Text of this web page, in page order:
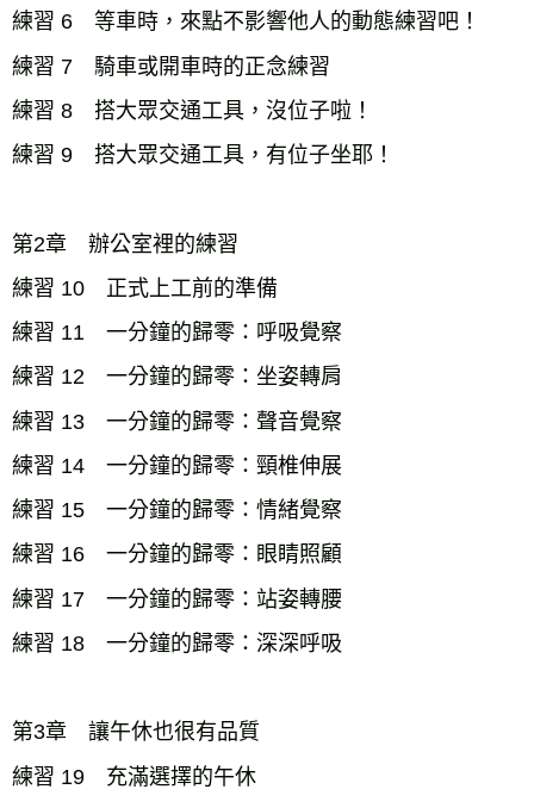
練習 6 等車時，來點不影響他人的動態練習吧！
練習 7 騎車或開車時的正念練習
練習 8 搭大眾交通工具，沒位子啦！
練習 9 搭大眾交通工具，有位子坐耶！
第2章 辦公室裡的練習
練習 10 正式上工前的準備
練習 11 一分鐘的歸零：呼吸覺察
練習 12 一分鐘的歸零：坐姿轉肩
練習 13 一分鐘的歸零：聲音覺察
練習 14 一分鐘的歸零：頸椎伸展
練習 15 一分鐘的歸零：情緒覺察
練習 16 一分鐘的歸零：眼睛照顧
練習 17 一分鐘的歸零：站姿轉腰
練習 18 一分鐘的歸零：深深呼吸
第3章 讓午休也很有品質
練習 19 充滿選擇的午休